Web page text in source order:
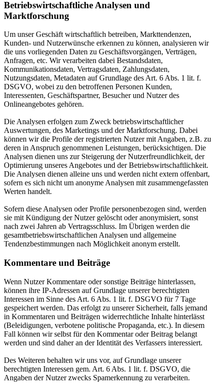
Betriebswirtschaftliche Analysen und
Marktforschung
Um unser Geschäft wirtschaftlich betreiben, Markttendenzen,
Kunden- und Nutzerwünsche erkennen zu können, analysieren wir
die uns vorliegenden Daten zu Geschäftsvorgängen, Verträgen,
Anfragen, etc. Wir verarbeiten dabei Bestandsdaten,
Kommunikationsdaten, Vertragsdaten, Zahlungsdaten,
Nutzungsdaten, Metadaten auf Grundlage des Art. 6 Abs. 1 lit. f.
DSGVO, wobei zu den betroffenen Personen Kunden,
Interessenten, Geschäftspartner, Besucher und Nutzer des
Onlineangebotes gehören.
Die Analysen erfolgen zum Zweck betriebswirtschaftlicher
Auswertungen, des Marketings und der Marktforschung. Dabei
können wir die Profile der registrierten Nutzer mit Angaben, z.B. zu
deren in Anspruch genommenen Leistungen, berücksichtigen. Die
Analysen dienen uns zur Steigerung der Nutzerfreundlichkeit, der
Optimierung unseres Angebotes und der Betriebswirtschaftlichkeit.
Die Analysen dienen alleine uns und werden nicht extern offenbart,
sofern es sich nicht um anonyme Analysen mit zusammengefassten
Werten handelt.
Sofern diese Analysen oder Profile personenbezogen sind, werden
sie mit Kündigung der Nutzer gelöscht oder anonymisiert, sonst
nach zwei Jahren ab Vertragsschluss. Im Übrigen werden die
gesamtbetriebswirtschaftlichen Analysen und allgemeine
Tendenzbestimmungen nach Möglichkeit anonym erstellt.
Kommentare und Beiträge
Wenn Nutzer Kommentare oder sonstige Beiträge hinterlassen,
können ihre IP-Adressen auf Grundlage unserer berechtigten
Interessen im Sinne des Art. 6 Abs. 1 lit. f. DSGVO für 7 Tage
gespeichert werden. Das erfolgt zu unserer Sicherheit, falls jemand
in Kommentaren und Beiträgen widerrechtliche Inhalte hinterlässt
(Beleidigungen, verbotene politische Propaganda, etc.). In diesem
Fall können wir selbst für den Kommentar oder Beitrag belangt
werden und sind daher an der Identität des Verfassers interessiert.
Des Weiteren behalten wir uns vor, auf Grundlage unserer
berechtigten Interessen gem. Art. 6 Abs. 1 lit. f. DSGVO, die
Angaben der Nutzer zwecks Spamerkennung zu verarbeiten.